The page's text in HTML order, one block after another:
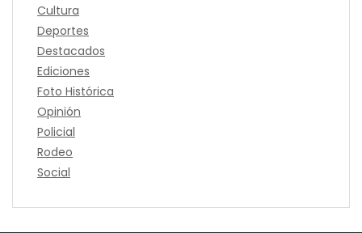
Cultura
Deportes
Destacados
Ediciones
Foto Histórica
Opinión
Policial
Rodeo
Social